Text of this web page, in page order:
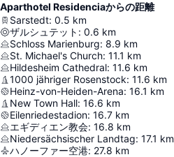
Aparthotel Residenciaからの距離
Sarstedt: 0.5 km
ザルシュテット : 0.6 km
Schloss Marienburg: 8.9 km
St. Michael's Church: 11.1 km
Hildesheim Cathedral: 11.6 km
1000 jähriger Rosenstock: 11.6 km
Heinz-von-Heiden-Arena: 16.1 km
New Town Hall: 16.6 km
Eilenriedestadion: 16.7 km
エギディエン教会: 16.8 km
Niedersächsischer Landtag: 17.1 km
ハノーファー空港: 27.8 km